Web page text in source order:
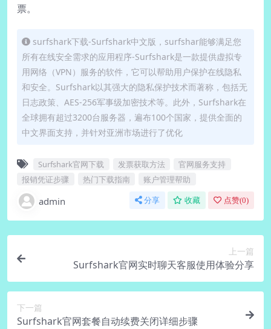
票。
surfshark下载-Surfshark中文版，surfshar能够满足您
所有在线安全需求的应用程序-Surfshark是一款提供虚拟专
用网络（VPN）服务的软件，它可以帮助用户保护在线隐私
和安全。Surfshark以其强大的隐私保护技术而著称，包括无
日志政策、AES-256军事级加密技术等。此外，Surfshark在
全球拥有超过3200台服务器，遍布100个国家，提供全面的
中文界面支持，并针对亚洲市场进行了优化
Surfshark官网下载 发票获取方法
官网服务支持
报销凭证步骤
热门下载指南 账户管理帮助
admin 分享 收藏 点赞(0)
上一篇
Surfshark官网实时聊天客服使用体验分享
下一篇
Surfshark官网套餐自动续费关闭详细步骤